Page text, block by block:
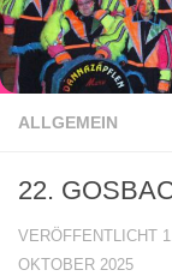
ALLGEMEIN
22.
VERÖFFENTLICHT
OKTOBER 2025